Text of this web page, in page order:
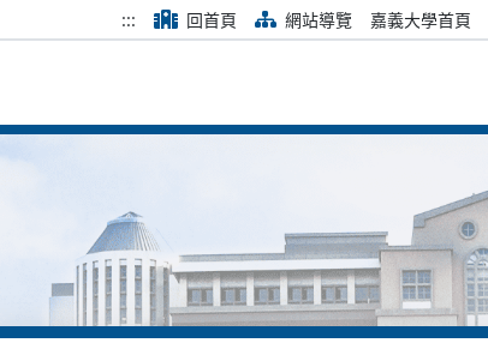
::: 回首頁 網站導覽 嘉義大學首頁